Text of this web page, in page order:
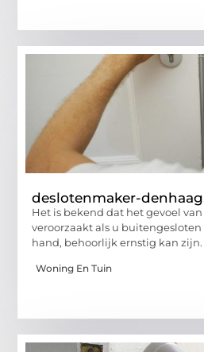
deslotenmaker-
Het is bekend dat het gevoel
veroorzaakt als u
hand, behoorlijk ernstig kan
Woning En Tuin